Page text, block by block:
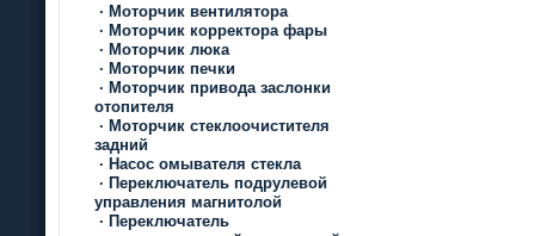
· Моторчик вентилятора
· Моторчик корректора фары
· Моторчик люка
· Моторчик печки
· Моторчик привода заслонки
отопителя
· Моторчик стеклоочистителя
задний
· Насос омывателя стекла
· Переключатель подрулевой
управления магнитолой
· Переключатель